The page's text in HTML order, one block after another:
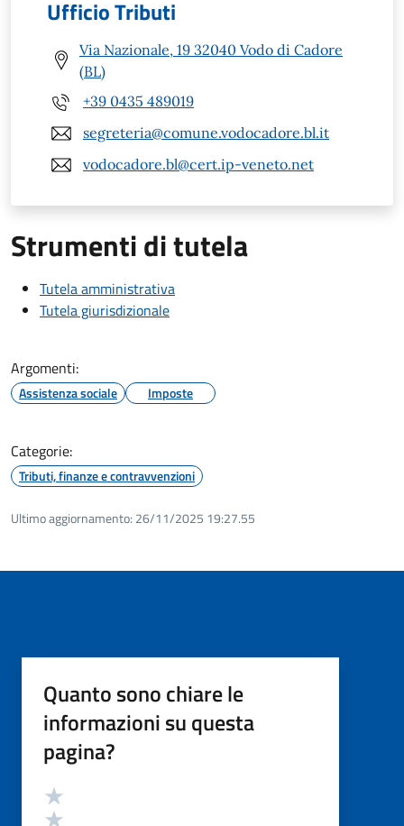
Ufficio Tributi
Via Nazionale, 19 32040 Vodo di Cadore
(BL)
+39 0435 489019
segreteria@comune.vodocadore.bl.it
vodocadore.bl@cert.ip-veneto.net
Strumenti di tutela
Tutela amministrativa
Tutela giurisdizionale
Argomenti:
Assistenza sociale Imposte
Categorie:
Tributi, finanze e contravvenzioni
Ultimo aggiornamento: 26/11/2025 19:27.55
Quanto sono chiare le
informazioni su questa
pagina?
Valutazione